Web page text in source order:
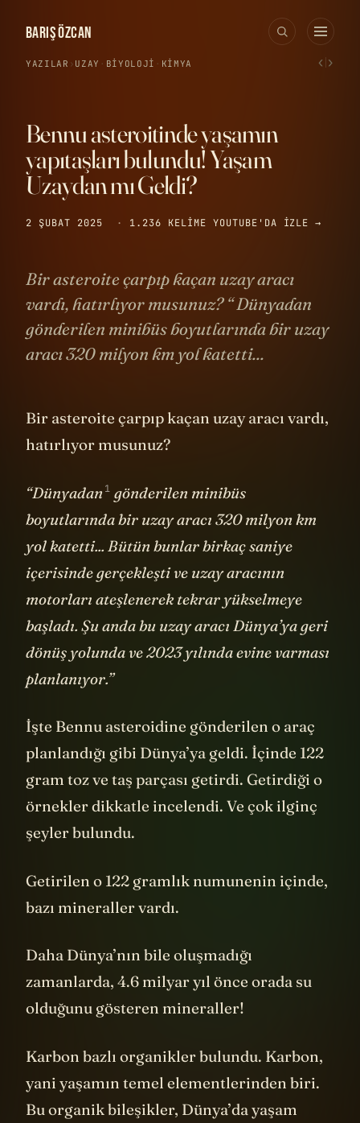
BARIŞ ÖZCAN
YAZILAR › UZAY · BIYOLOJI · KIMYA ‹ ›
Bennu asteroitinde yaşamın
yapıtaşları bulundu! Yaşam
Uzaydan mı Geldi?
2 ŞUBAT 2025 · 1.236 KELIME YOUTUBE'DA IZLE →
Bir asteroite çarpıp kaçan uzay aracı
vardı, hatırlıyor musunuz? “ Dünyadan
gönderilen minibüs boyutlarında bir uzay
aracı 320 milyon km yol katetti...
Bir asteroite çarpıp kaçan uzay aracı vardı,
hatırlıyor musunuz?
“Dünyadan 1 gönderilen minibüs
boyutlarında bir uzay aracı 320 milyon km
yol katetti... Bütün bunlar birkaç saniye
içerisinde gerçekleşti ve uzay aracının
motorları ateşlenerek tekrar yükselmeye
başladı. Şu anda bu uzay aracı Dünya’ya geri
dönüş yolunda ve 2023 yılında evine varması
planlanıyor.”
İşte Bennu asteroidine gönderilen o araç
planlandığı gibi Dünya’ya geldi. İçinde 122
gram toz ve taş parçası getirdi. Getirdiği o
örnekler dikkatle incelendi. Ve çok ilginç
şeyler bulundu.
Getirilen o 122 gramlık numunenin içinde,
bazı mineraller vardı.
Daha Dünya’nın bile oluşmadığı
zamanlarda, 4.6 milyar yıl önce orada su
olduğunu gösteren mineraller!
Karbon bazlı organikler bulundu. Karbon,
yani yaşamın temel elementlerinden biri.
Bu organik bileşikler, Dünya’da yaşam